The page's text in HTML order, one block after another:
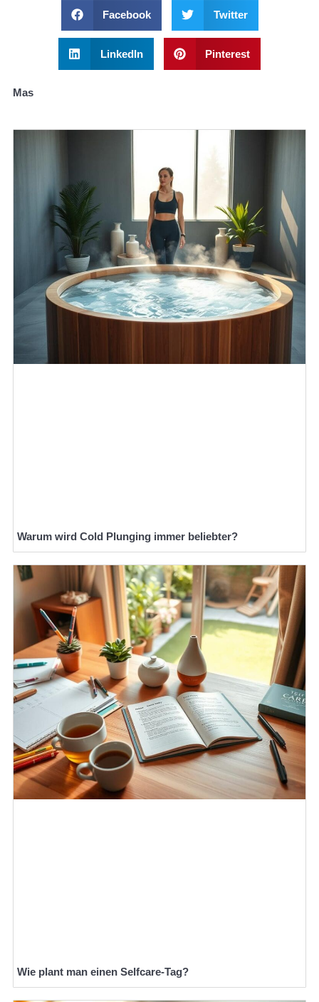
Facebook Twitter
LinkedIn Pinterest
Mas
Warum wird Cold Plunging immer beliebter?
Wie plant man einen Selfcare-Tag?